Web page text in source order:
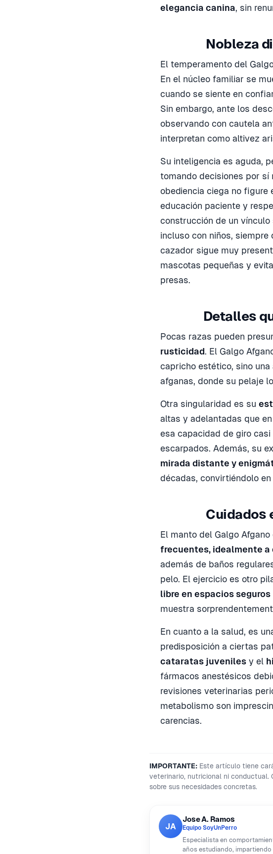
elegancia canina, sin
Nobleza
El temperamento del
En el núcleo familiar se
cuando se siente en
Sin embargo, ante los
observando con cautela
interpretan como altivez
Su inteligencia es aguda,
tomando decisiones por
obediencia ciega no figure
educación paciente y
construcción de un
incluso con niños,
cazador sigue muy
mascotas pequeñas y
presas.
Detalles
Pocas razas pueden
rusticidad. El Galgo
capricho estético, sino una
afganas, donde su pelaje
Otra singularidad es su
altas y adelantadas que
esa capacidad de giro
escarpados. Además, su
mirada distante y
décadas, convirtiéndolo
Cuidados
El manto del Galgo
frecuentes, idealmente a
además de baños
pelo. El ejercicio es otro
libre en espacios seguros
muestra
En cuanto a la salud, es
predisposición a ciertas
cataratas juveniles y el
fármacos anestésicos
revisiones veterinarias
metabolismo son
carencias.
IMPORTANTE: Este artículo tiene
veterinario, nutricional ni conductual.
sobre sus necesidades concretas.
JA
Jose A. Ramos
Equipo SoyUnPerro
Especialista en
años estudiando,